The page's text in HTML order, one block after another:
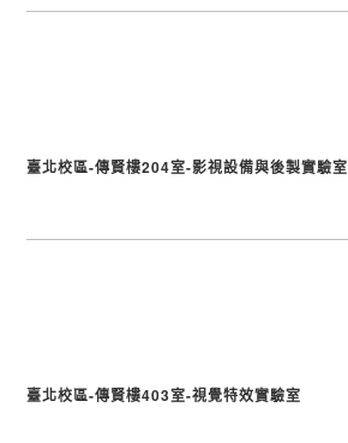
臺北校區-傳賢樓204室-影視設備與後製實驗室
臺北校區-傳賢樓403室-視覺特效實驗室